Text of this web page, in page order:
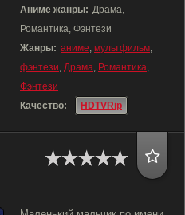
Аниме жанры: Драма,
Романтика, Фэнтези
Жанры: аниме, мультфильм,
фэнтези, Драма, Романтика,
Фэнтези
Качество:
HDTVRip